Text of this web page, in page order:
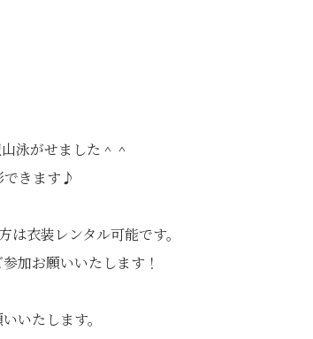
泳がせました＾＾
できます♪
衣装レンタル可能です。
加お願いいたします！
いたします。